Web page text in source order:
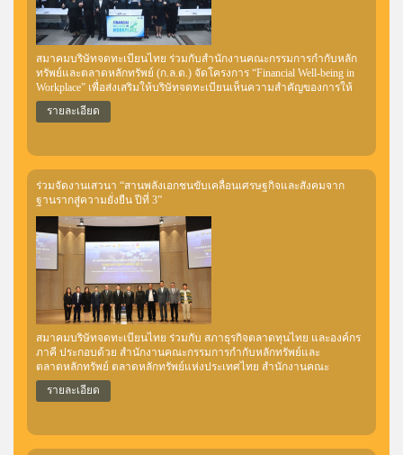
สมาคมบริษัทจดทะเบียนไทย ร่วมกับสำนักงานคณะกรรมการกำกับหลัก
ทรัพย์และตลาดหลักทรัพย์ (ก.ล.ต.) จัดโครงการ “Financial Well-being in
Workplace” เพื่อส่งเสริมให้บริษัทจดทะเบียนเห็นความสำคัญของการให้
พนักงานมีสุขภาวะทางการเงินที่ดี และผลักดันให้พนักงานได้พัฒนาทักษะ
ความรู้การเงินการลงทุน ใช้ตลาดทุนเป็นช่องทางการออมระยะยาว เพื่อ
รู้ในองค์กรได้ ซึ่งจัดขึ้นเมื่อวันที่ 6 และ 8 พฤษภาคม 2569 ณ สำนักงาน
จดทะเบียนเข้าร่วมจำนวน 80 แห่ง รวม 155 ราย
รายละเอียด
ร่วมจัดงานเสวนา “สานพลังเอกชนขับเคลื่อนเศรษฐกิจและสังคมจาก
ฐานรากสู่ความยั่งยืน ปีที่ 3”
สมาคมบริษัทจดทะเบียนไทย ร่วมกับ สภาธุรกิจตลาดทุนไทย และองค์กร
ภาคี ประกอบด้วย สำนักงานคณะกรรมการกำกับหลักทรัพย์และ
ตลาดหลักทรัพย์ ตลาดหลักทรัพย์แห่งประเทศไทย สำนักงานคณะ
กรรมการส่งเสริมการลงทุน (BOI) สถาบันพัฒนาองค์กรชุมชน (องค์การ
มหาชน) สำนักงานส่งเสริมวิสาหกิจเพื่อสังคม มูลนิธินวัตกรรมทางสังคม
ยั่งยืน ปีที่ 3” เมื่อวันศุกร์ที่ 6 มีนาคม 2569 ณ หอประชุมศาสตราจารย์
รายละเอียด